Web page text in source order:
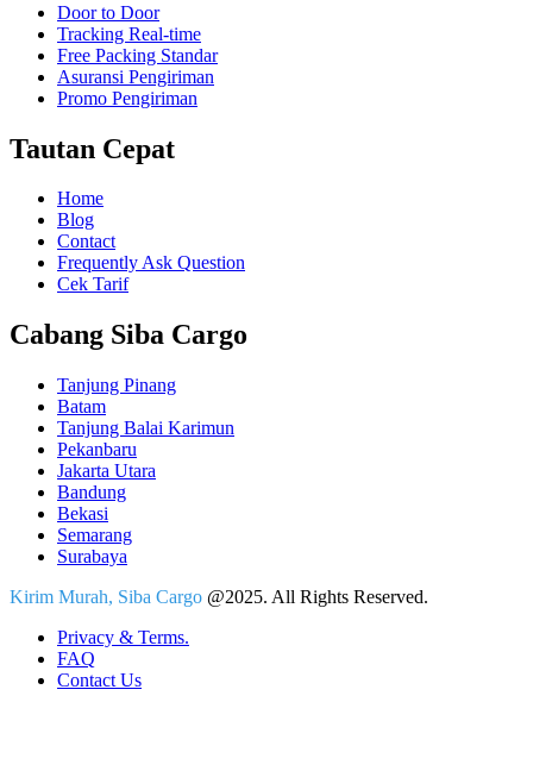
Door to Door
Tracking Real-time
Free Packing Standar
Asuransi Pengiriman
Promo Pengiriman
Tautan Cepat
Home
Blog
Contact
Frequently Ask Question
Cek Tarif
Cabang Siba Cargo
Tanjung Pinang
Batam
Tanjung Balai Karimun
Pekanbaru
Jakarta Utara
Bandung
Bekasi
Semarang
Surabaya
Kirim Murah, Siba Cargo @2025. All Rights Reserved.
Privacy & Terms.
FAQ
Contact Us